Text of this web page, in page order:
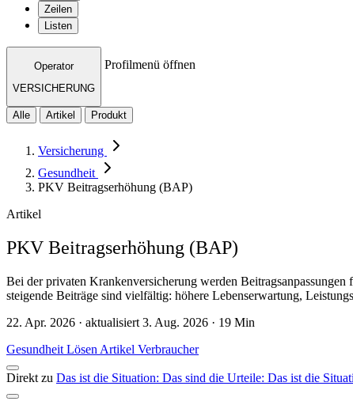
Zeilen
Listen
Operator
VERSICHERUNG
Profilmenü öffnen
Alle Artikel Produkt
Versicherung
Gesundheit
PKV Beitragserhöhung (BAP)
Artikel
PKV Beitragserhöhung (BAP)
Bei der privaten Krankenversicherung werden
steigende Beiträge sind vielfältig: höhere Lebenserwartung,
22. Apr. 2026 · aktualisiert 3. Aug. 2026 · 19 Min
Gesundheit Lösen Artikel Verbraucher
Direkt zu Das ist die Situation: Das sind die Urteile: Das ist die